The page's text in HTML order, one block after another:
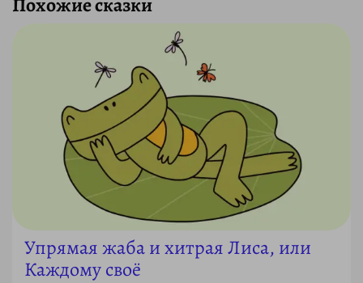
Похожие сказки
Упрямая жаба и хитрая Лиса, или
Каждому своё